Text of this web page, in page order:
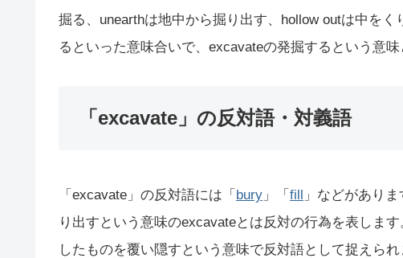
掘る、unearthは地中から掘り出す、hollow outは中を
るといった意味合いで、excavateの発掘するという意
「excavate」の反対語・対義語
「excavate」の反対語には「 bury 」「 fill 」などがあり
り出すという意味のexcavateとは反対の行為を表します
したものを覆い隠すという意味で反対語として捉えられ